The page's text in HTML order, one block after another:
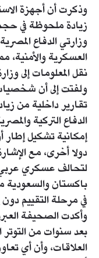
وذكرت أن أجهزة
زيادة ملحوظة في
وزارتي الدفاع
العسكرية والأمنية،
نقل المعلومات إلى
ولفتت إلى أن
تقارير داخلية من
الدفاع التركية
إمكانية تشكيل
دولا أخرى، مع
لتحالف عسكري
باكستان والسعودية
في مرحلة التقييم
وأكدت الصحيفة
بعد سنوات من التوتر
العلاقات، وأن أي